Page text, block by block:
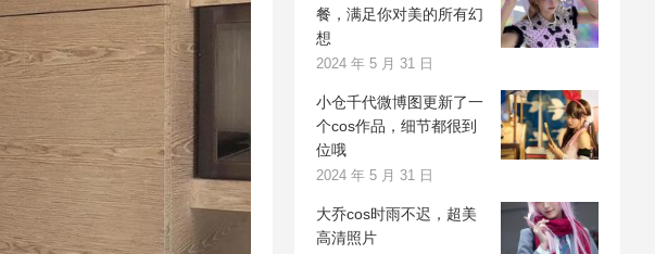
餐，满足你对美的所有幻
想
2024 年 5 月 31 日
小仓千代微博图更新了一
个cos作品，细节都很到
位哦
2024 年 5 月 31 日
大乔cos时雨不迟，超美
高清照片